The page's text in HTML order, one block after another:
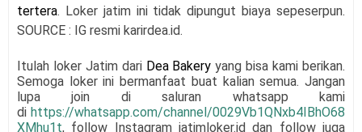
tertera. Loker jatim ini tidak dipungut biaya sepeserpun.
SOURCE : IG resmi karirdea.id.
Itulah loker Jatim dari Dea Bakery yang bisa kami berikan.
Semoga loker ini bermanfaat buat kalian semua. Jangan
lupa join di saluran whatsapp kami
di https://whatsapp.com/channel/0029Vb1QNxb4IBhO68
XMhu1t, follow Instagram jatimloker.id dan follow juga